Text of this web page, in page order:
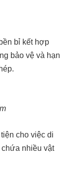
bỉ kết hợp
bảo vệ và hạn
cho việc di
nhiều vật